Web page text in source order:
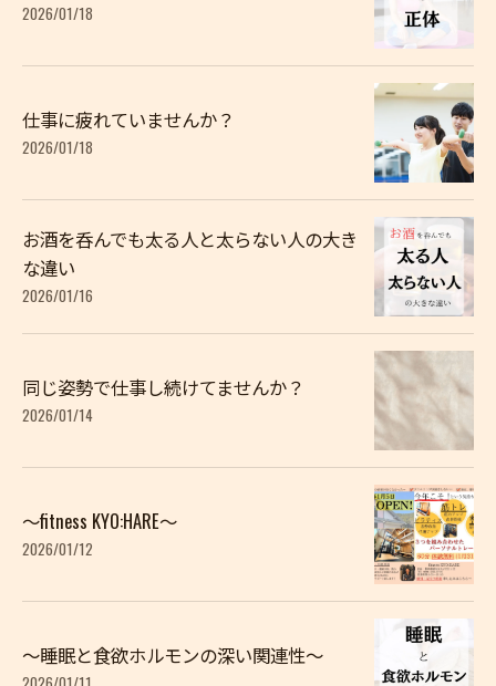
2026/01/18
仕事に疲れていませんか？
2026/01/18
お酒を呑んでも太る人と太らない人の大き
な違い
2026/01/16
同じ姿勢で仕事し続けてませんか？
2026/01/14
〜fitness KYO:HARE〜
2026/01/12
〜睡眠と食欲ホルモンの深い関連性〜